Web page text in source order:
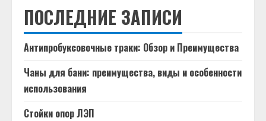
ПОСЛЕДНИЕ ЗАПИСИ
Антипробуксовочные траки: Обзор и Преимущества
Чаны для бани: преимущества, виды и особенности
использования
Стойки опор ЛЭП